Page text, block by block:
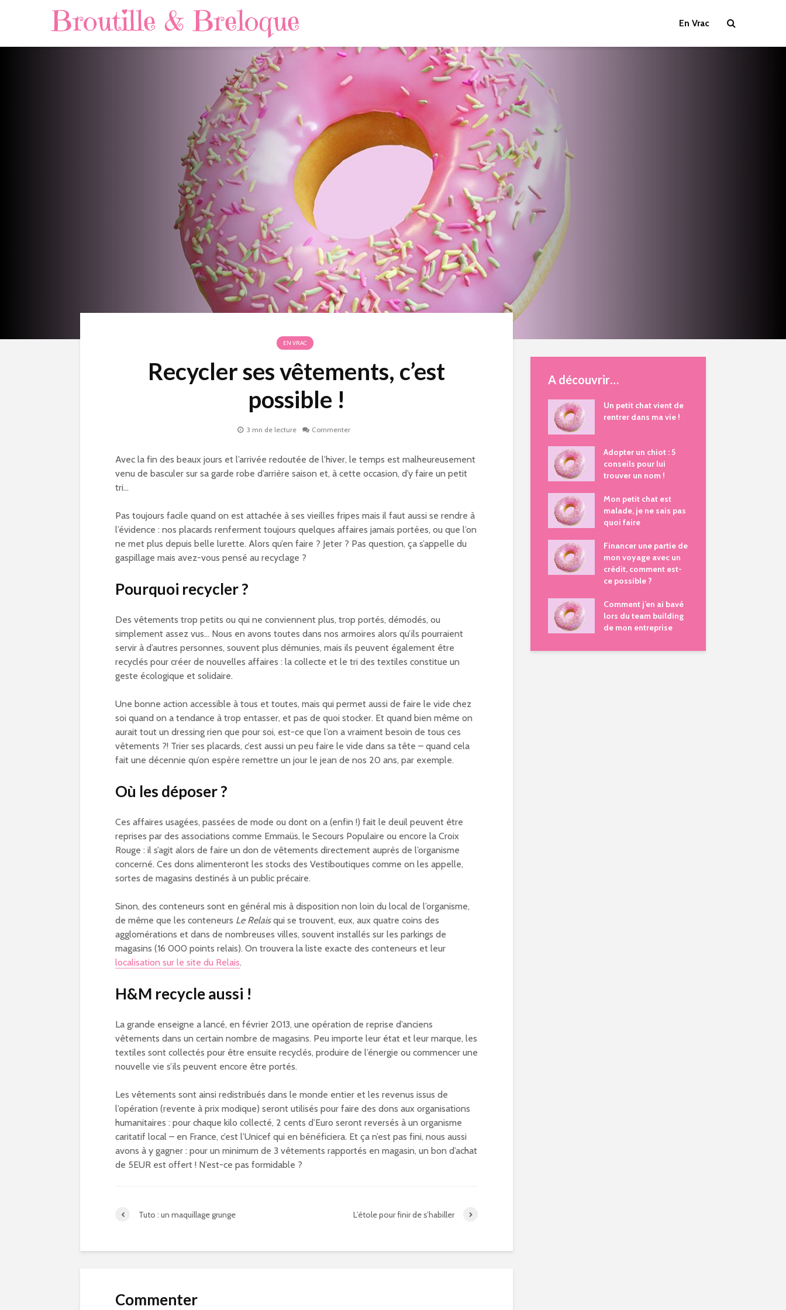
En Vrac
EN VRAC
Recycler ses vêtements, c’est
possible !
3 mn de lecture Commenter
Avec la fin des beaux jours et l’arrivée redoutée de l’hiver, le temps est malheureusement
venu de basculer sur sa garde robe d’arrière saison et, à cette occasion, d’y faire un petit
tri…
Pas toujours facile quand on est attachée à ses vieilles fripes mais il faut aussi se rendre à
l’évidence : nos placards renferment toujours quelques affaires jamais portées, ou que l’on
ne met plus depuis belle lurette. Alors qu’en faire ? Jeter ? Pas question, ça s’appelle du
gaspillage mais avez-vous pensé au recyclage ?
Pourquoi recycler ?
Des vêtements trop petits ou qui ne conviennent plus, trop portés, démodés, ou
simplement assez vus… Nous en avons toutes dans nos armoires alors qu’ils pourraient
servir à d’autres personnes, souvent plus démunies, mais ils peuvent également être
recyclés pour créer de nouvelles affaires : la collecte et le tri des textiles constitue un
geste écologique et solidaire.
Une bonne action accessible à tous et toutes, mais qui permet aussi de faire le vide chez
soi quand on a tendance à trop entasser, et pas de quoi stocker. Et quand bien même on
aurait tout un dressing rien que pour soi, est-ce que l’on a vraiment besoin de tous ces
vêtements ?! Trier ses placards, c’est aussi un peu faire le vide dans sa tête – quand cela
fait une décennie qu’on espère remettre un jour le jean de nos 20 ans, par exemple.
Où les déposer ?
Ces affaires usagées, passées de mode ou dont on a (enfin !) fait le deuil peuvent être
reprises par des associations comme Emmaüs, le Secours Populaire ou encore la Croix
Rouge : il s’agit alors de faire un don de vêtements directement auprès de l’organisme
concerné. Ces dons alimenteront les stocks des Vestiboutiques comme on les appelle,
sortes de magasins destinés à un public précaire.
Sinon, des conteneurs sont en général mis à disposition non loin du local de l’organisme,
de même que les conteneurs Le Relaisqui se trouvent, eux, aux quatre coins des
agglomérations et dans de nombreuses villes, souvent installés sur les parkings de
magasins (16 000 points relais). On trouvera la liste exacte des conteneurs et leur
localisation sur le site du Relais.
H&M recycle aussi !
La grande enseigne a lancé, en février 2013, une opération de reprise d’anciens
vêtements dans un certain nombre de magasins. Peu importe leur état et leur marque, les
textiles sont collectés pour être ensuite recyclés, produire de l’énergie ou commencer une
nouvelle vie s’ils peuvent encore être portés.
Les vêtements sont ainsi redistribués dans le monde entier et les revenus issus de
l’opération (revente à prix modique) seront utilisés pour faire des dons aux organisations
humanitaires : pour chaque kilo collecté, 2 cents d’Euro seront reversés à un organisme
caritatif local – en France, c’est l’Unicef qui en bénéficiera. Et ça n’est pas fini, nous aussi
avons à y gagner : pour un minimum de 3 vêtements rapportés en magasin, un bon d’achat
de 5EUR est offert ! N’est-ce pas formidable ?
Tuto : un maquillage grunge L’étole pour finir de s’habiller
Commenter
A découvrir…
Un petit chat vient de
rentrer dans ma vie !
Adopter un chiot : 5
conseils pour lui
trouver un nom !
Mon petit chat est
malade, je ne sais pas
quoi faire
Financer une partie de
mon voyage avec un
crédit, comment est-
ce possible ?
Comment j’en ai bavé
lors du team building
de mon entreprise